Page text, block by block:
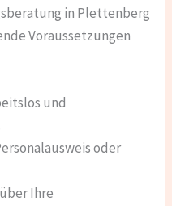
in Plettenberg
Voraussetzungen
und
oder
Ihre